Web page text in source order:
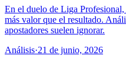
En el duelo de Liga Profesional,
más valor que el resultado.
apostadores suelen ignorar.
Análisis·21 de junio, 2026